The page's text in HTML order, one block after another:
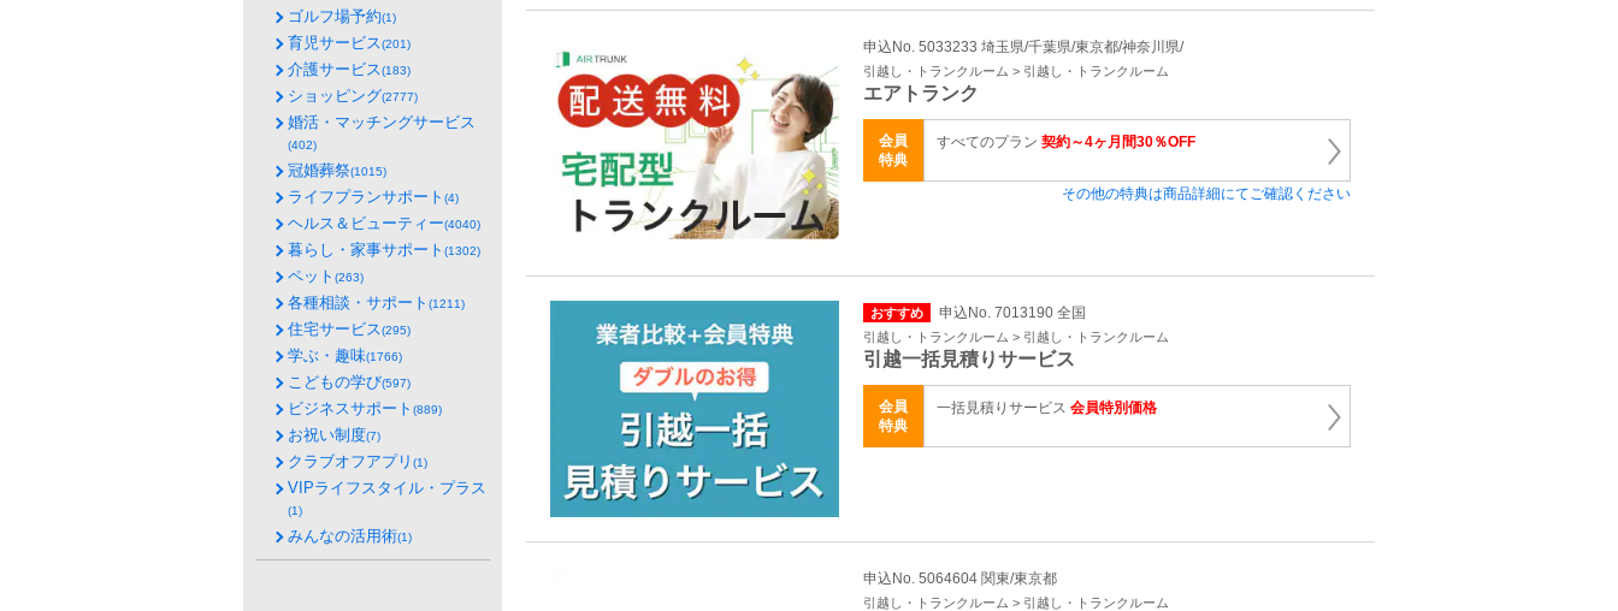
申込No. 5033233 埼玉県/千葉県/東京都/神奈川県/
引越し・トランクルーム > 引越し・トランクルーム
エアトランク
会員
特典
すべてのプラン 契約～4ヶ月間30％OFF
その他の特典は商品詳細にてご確認ください
おすすめ 申込No. 7013190 全国
引越し・トランクルーム > 引越し・トランクルーム
引越一括見積りサービス
会員
特典
一括見積りサービス 会員特別価格
申込No. 5064604 関東/東京都
引越し・トランクルーム > 引越し・トランクルーム
ゴルフ場予約(1)
育児サービス(201)
介護サービス(183)
ショッピング(2777)
婚活・マッチングサービス
(402)
冠婚葬祭(1015)
ライフプランサポート (4)
ヘルス＆ビューティー(4040)
暮らし・家事サポート (1302)
ペット (263)
各種相談・サポート (1211)
住宅サービス(295)
学ぶ・趣味(1766)
こどもの学び(597)
ビジネスサポート (889)
お祝い制度(7)
クラブオフアプリ (1)
VIPライフスタイル・プラス
(1)
みんなの活用術(1)